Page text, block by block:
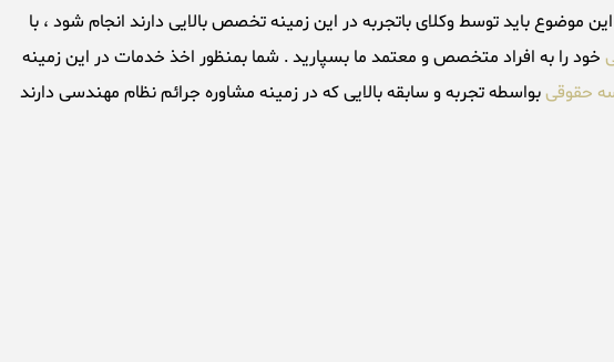
باید توسط وکلای باتجربه در این زمینه تخصص بالایی دارند انجام شود ، با
خود را به افراد متخصص و معتمد ما بسپارید . شما بمنظور اخذ خدمات در این زمینه
حقوقیبواسطه تجربه و سابقه بالایی که در زمینه مشاوره جرائم نظام مهندسی دارند